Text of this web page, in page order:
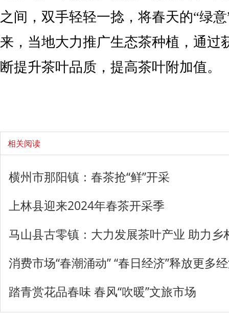
之间，双手轻轻一捻，将春天的“绿
来，当地大力推广生态茶种植，通过
断提升茶叶品质，提高茶叶附加值。
相关阅读
横州市那阳镇：春茶抢“鲜”开采
上林县迎来2024年春茶开采季
马山县古零镇：大力发展茶叶产业 助力乡
消费市场“春潮涌动” “春日经济”释放更多
踏青赏花品春味 春风“吹暖”文旅市场